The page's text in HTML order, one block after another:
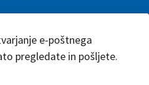
e-poštnega
pregledate in pošljete.